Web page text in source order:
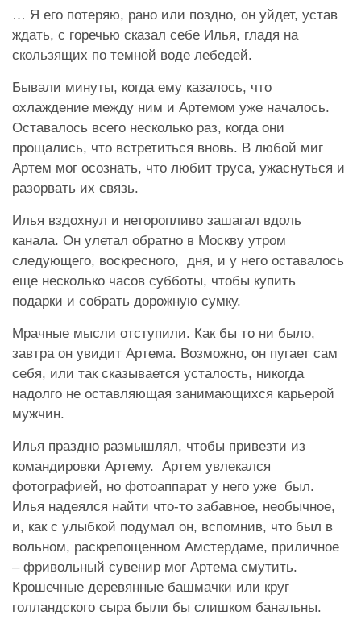
… Я его потеряю, рано или поздно, он уйдет, устав
ждать, с горечью сказал себе Илья, гладя на
скользящих по темной воде лебедей.
Бывали минуты, когда ему казалось, что
охлаждение между ним и Артемом уже началось.
Оставалось всего несколько раз, когда они
прощались, что встретиться вновь. В любой миг
Артем мог осознать, что любит труса, ужаснуться и
разорвать их связь.
Илья вздохнул и неторопливо зашагал вдоль
канала. Он улетал обратно в Москву утром
следующего, воскресного, дня, и у него оставалось
еще несколько часов субботы, чтобы купить
подарки и собрать дорожную сумку.
Мрачные мысли отступили. Как бы то ни было,
завтра он увидит Артема. Возможно, он пугает сам
себя, или так сказывается усталость, никогда
надолго не оставляющая занимающихся карьерой
мужчин.
Илья праздно размышлял, чтобы привезти из
командировки Артему. Артем увлекался
фотографией, но фотоаппарат у него уже был.
Илья надеялся найти что-то забавное, необычное,
и, как с улыбкой подумал он, вспомнив, что был в
вольном, раскрепощенном Амстердаме, приличное
– фривольный сувенир мог Артема смутить.
Крошечные деревянные башмачки или круг
голландского сыра были бы слишком банальны.